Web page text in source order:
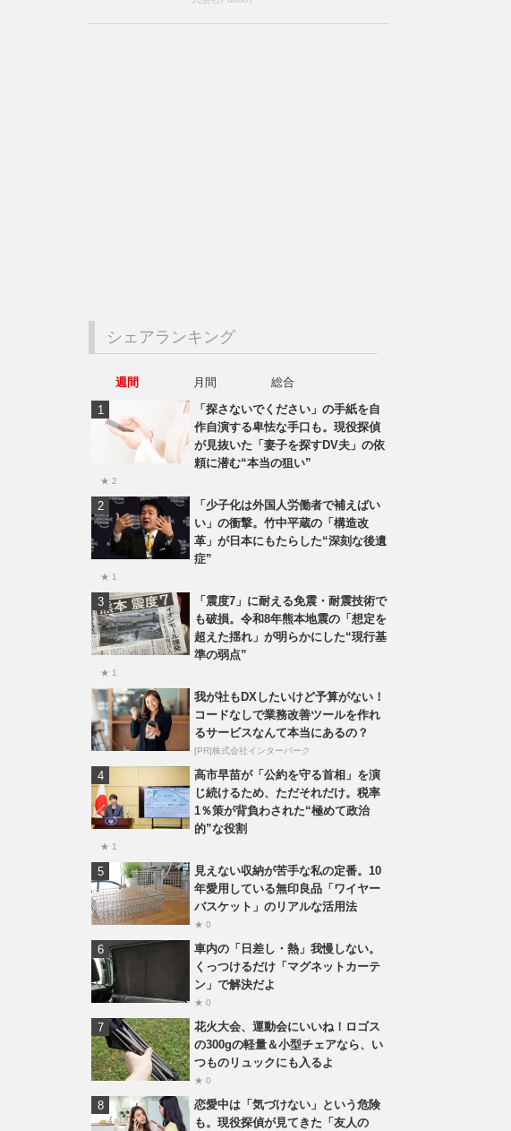
シェアランキング
週間 月間
総合
「探さないでください」の手紙を自
作自演する卑怯な手口も。現役探偵
が見抜いた「妻子を探すDV夫」の依
頼に潜む“本当の狙い”
★ 2
「少子化は外国人労働者で補えばい
い」の衝撃。竹中平蔵の「構造改
革」が日本にもたらした“深刻な後遺
症”
★ 1
「震度7」に耐える免震・耐震技術で
も破損。令和8年熊本地震の「想定を
超えた揺れ」が明らかにした“現行基
準の弱点”
★ 1
我が社もDXしたいけど予算がない！
コードなしで業務改善ツールを作れ
るサービスなんて本当にあるの？
[PR]株式会社インターパーク
高市早苗が「公約を守る首相」を演
じ続けるため、ただそれだけ。税率
1％策が背負わされた“極めて政治
的”な役割
★ 1
見えない収納が苦手な私の定番。10
年愛用している無印良品「ワイヤー
バスケット」のリアルな活用法
★ 0
車内の「日差し・熱」我慢しない。
くっつけるだけ「マグネットカーテ
ン」で解決だよ
★ 0
花火大会、運動会にいいね！ロゴス
の300gの軽量＆小型チェアなら、い
つものリュックにも入るよ
★ 0
恋愛中は「気づけない」という危険
も。現役探偵が見てきた「友人の